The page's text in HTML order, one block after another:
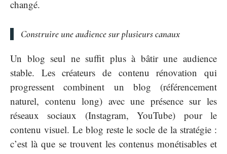
changé.
Construire une audience sur plusieurs canaux
Un blog seul ne suffit plus à bâtir une audience
stable. Les créateurs de contenu rénovation qui
progressent combinent un blog (référencement
naturel, contenu long) avec une présence sur les
réseaux sociaux (Instagram, YouTube) pour le
contenu visuel. Le blog reste le socle de la stratégie :
c’est là que se trouvent les contenus monétisables et